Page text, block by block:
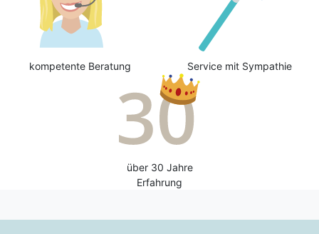
kompetente Beratung Service mit Sympathie
über 30 Jahre
Erfahrung